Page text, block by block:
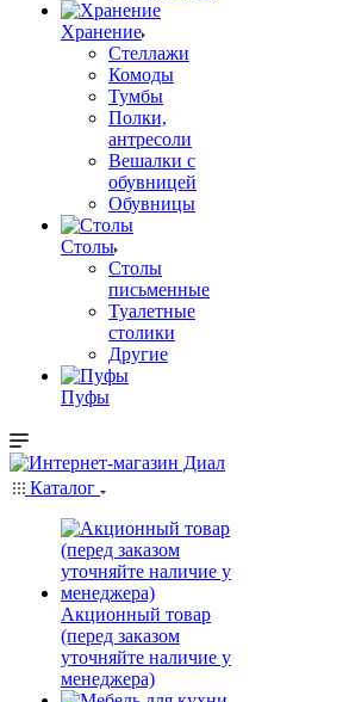
Хранение
Стеллажи
Комоды
Тумбы
Полки,
антресоли
Вешалки с
обувницей
Обувницы
Столы
Столы
письменные
Туалетные
столики
Другие
Пуфы
Каталог
Акционный товар
(перед заказом
уточняйте наличие у
менеджера)